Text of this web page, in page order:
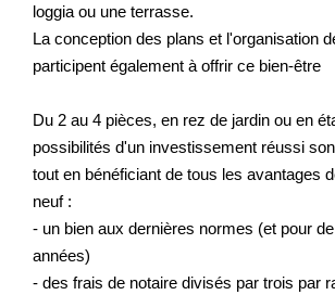
loggia ou une terrasse.
La conception des plans et l'organisation
participent également à offrir ce bien-être
Du 2 au 4 pièces, en rez de jardin ou en
possibilités d'un investissement réussi
tout en bénéficiant de tous les avantages
neuf :
- un bien aux dernières normes (et pour
années)
- des frais de notaire divisés par trois par